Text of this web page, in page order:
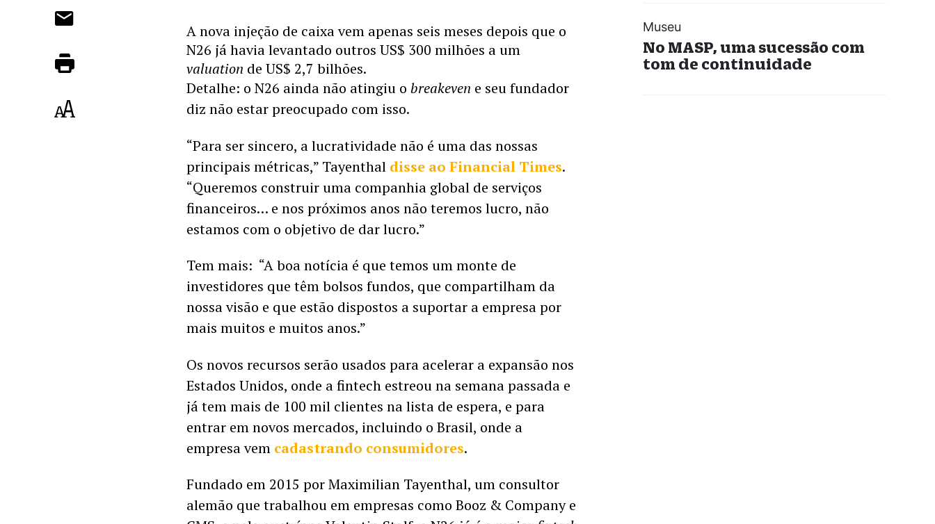
A nova injeção de caixa vem apenas seis meses depois que o
valuation de US$ 2,7 bilhões.
Detalhe: o N26 ainda não atingiu o breakeven e seu fundador
diz não estar preocupado com isso.
“Para ser sincero, a lucratividade não é uma das nossas
principais métricas,” Tayenthal disse ao Financial Times.
“Queremos construir uma companhia global de serviços
financeiros… e nos próximos anos não teremos lucro, não
estamos com o objetivo de dar lucro.”
Tem mais:  “A boa notícia é que temos um monte de
investidores que têm bolsos fundos, que compartilham da
nossa visão e que estão dispostos a suportar a empresa por
mais muitos e muitos anos.”
Os novos recursos serão usados para acelerar a expansão nos
Estados Unidos, onde a fintech estreou na semana passada e
já tem mais de 100 mil clientes na lista de espera, e para
entrar em novos mercados, incluindo o Brasil, onde a
empresa vem cadastrando consumidores.
Fundado em 2015 por Maximilian Tayenthal, um consultor
alemão que trabalhou em empresas como Booz & Company e
Museu
No MASP, uma sucessão com
tom de continuidade